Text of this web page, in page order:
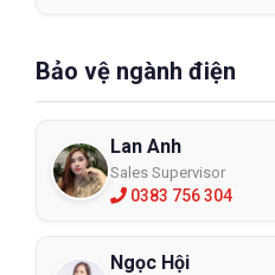
Bảo vệ ngành điện
Lan Anh
Sales Supervisor
0383 756 304
Ngọc Hội